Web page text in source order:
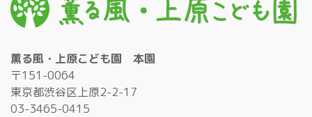
薫る風・上原こども園 本園
〒151-0064
東京都渋谷区上原2-2-17
03-3465-0415